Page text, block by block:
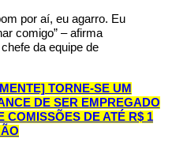
por aí, eu agarro. Eu
comigo” – afirma
da equipe de
TORNE-SE UM
DE SER EMPREGADO
COMISSÕES DE ATÉ R$ 1